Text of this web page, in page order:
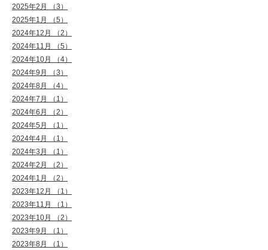
2025年2月 （3）
2025年1月 （5）
2024年12月 （2）
2024年11月 （5）
2024年10月 （4）
2024年9月 （3）
2024年8月 （4）
2024年7月 （1）
2024年6月 （2）
2024年5月 （1）
2024年4月 （1）
2024年3月 （1）
2024年2月 （2）
2024年1月 （2）
2023年12月 （1）
2023年11月 （1）
2023年10月 （2）
2023年9月 （1）
2023年8月 （1）